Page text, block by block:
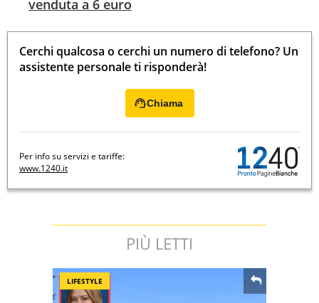
venduta a 6 euro
Cerchi qualcosa o cerchi un numero di telefono? Un
assistente personale ti risponderà!
Chiama
Per info su servizi e tariffe:
www.1240.it
PIÙ LETTI
LIFESTYLE